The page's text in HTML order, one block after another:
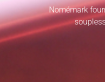
Nomémark